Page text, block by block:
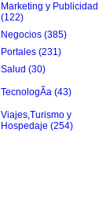
Marketing y Publicidad
(122)
Negocios (385)
Portales (231)
Salud (30)
TecnologÃ­a (43)
Viajes,Turismo y
Hospedaje (254)